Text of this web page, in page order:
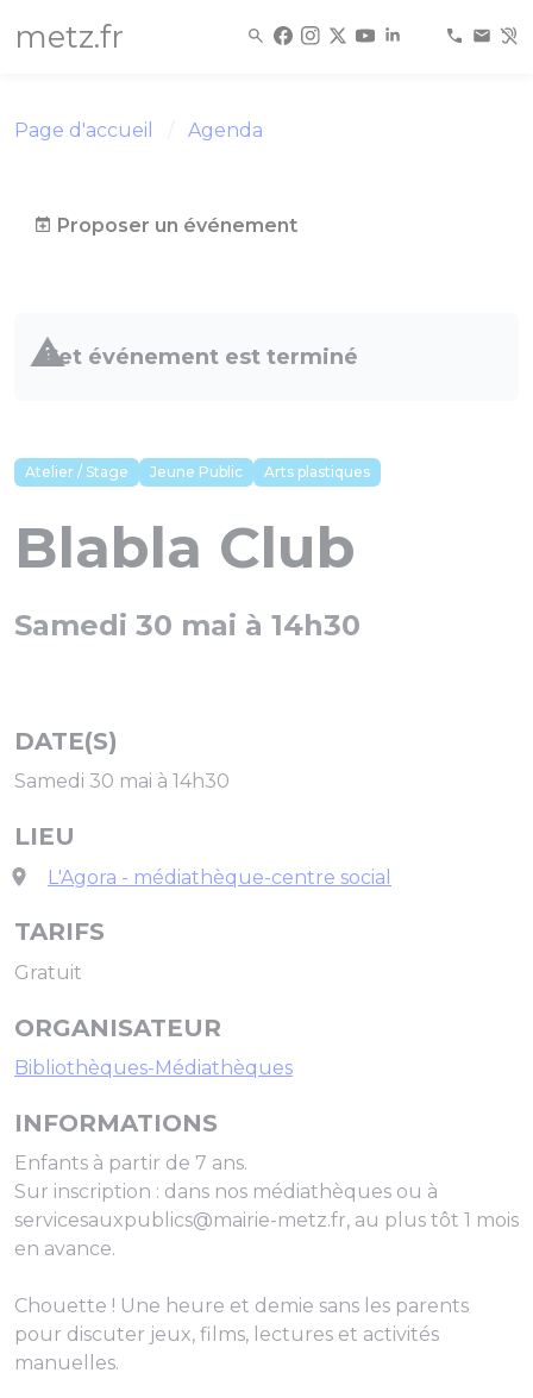
metz.fr
Page d'accueil Agenda
Proposer un événement
Cet événement est terminé
Atelier / Stage Jeune Public Arts plastiques
Blabla Club
Samedi 30 mai à 14h30
DATE(S)
Samedi 30 mai à 14h30
LIEU
L'Agora - médiathèque-centre social
TARIFS
Gratuit
ORGANISATEUR
Bibliothèques-Médiathèques
INFORMATIONS
Enfants à partir de 7 ans.
Sur inscription : dans nos médiathèques ou à
servicesauxpublics@mairie-metz.fr, au plus tôt 1 mois
en avance.
Chouette ! Une heure et demie sans les parents
pour discuter jeux, films, lectures et activités
manuelles.